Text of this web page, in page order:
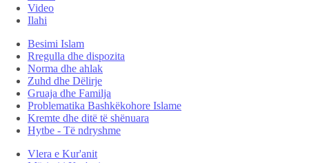
Video
Ilahi
Besimi Islam
Rregulla dhe dispozita
Norma dhe ahlak
Zuhd dhe Dëlirje
Gruaja dhe Familja
Problematika Bashkëkohore Islame
Kremte dhe ditë të shënuara
Hytbe - Të ndryshme
Vlera e Kur'anit